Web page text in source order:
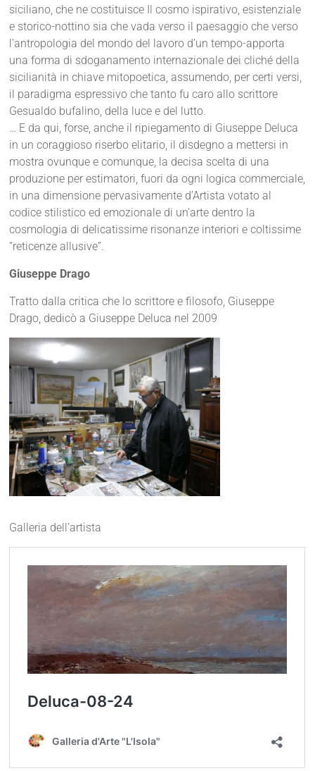
siciliano, che ne costituisce Il cosmo ispirativo, esistenziale
e storico-nottino sia che vada verso il paesaggio che verso
l’antropologia del mondo del lavoro d’un tempo-apporta
una forma di sdoganamento internazionale dei cliché della
sicilianità in chiave mitopoetica, assumendo, per certi versi,
il paradigma espressivo che tanto fu caro allo scrittore
Gesualdo bufalino, della luce e del lutto.
… E da qui, forse, anche il ripiegamento di Giuseppe Deluca
in un coraggioso riserbo elitario, il disdegno a mettersi in
mostra ovunque e comunque, la decisa scelta di una
produzione per estimatori, fuori da ogni logica commerciale,
in una dimensione pervasivamente d’Artista votato al
codice stilistico ed emozionale di un’arte dentro la
cosmologia di delicatissime risonanze interiori e coltissime
“reticenze allusive”.
Giuseppe Drago
Tratto dalla critica che lo scrittore e filosofo, Giuseppe
Drago, dedicò a Giuseppe Deluca nel 2009
Galleria dell’artista